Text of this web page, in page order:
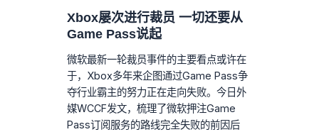
Xbox屡次进行裁员 一切还要从
Game Pass说起
微软最新一轮裁员事件的主要看点或许在
于，Xbox多年来企图通过Game Pass争
夺行业霸主的努力正在走向失败。今日外
媒WCCF发文，梳理了微软押注Game
Pass订阅服务的路线完全失败的前因后